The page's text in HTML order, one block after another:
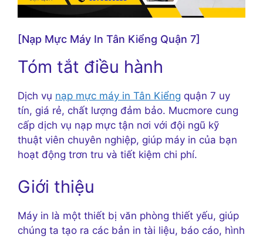
[Nạp Mực Máy In Tân Kiểng Quận 7]
Tóm tắt điều hành
Dịch vụ nạp mực máy in Tân Kiểng quận 7 uy
tín, giá rẻ, chất lượng đảm bảo. Mucmore cung
cấp dịch vụ nạp mực tận nơi với đội ngũ kỹ
thuật viên chuyên nghiệp, giúp máy in của bạn
hoạt động trơn tru và tiết kiệm chi phí.
Giới thiệu
Máy in là một thiết bị văn phòng thiết yếu, giúp
chúng ta tạo ra các bản in tài liệu, báo cáo, hình